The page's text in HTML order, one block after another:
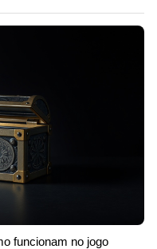
funcionam no jogo